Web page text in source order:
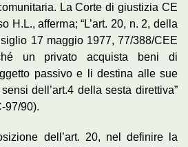
La Corte di giustizia CE
H.L., afferma; “L’art. 20, n. 2, della
17 maggio 1977, 77/388/CEE
un privato acquista beni di
passivo e li destina alle sue
dell’art.4 della sesta direttiva”
97/90).
dell’art. 20, nel definire la